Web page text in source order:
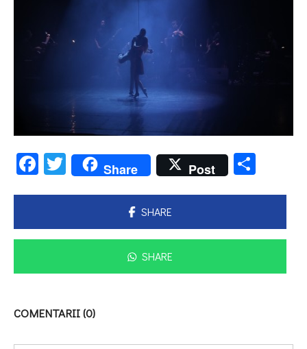
Facebook
Twitter
Share Post
SHARE
SHARE
COMENTARII (0)